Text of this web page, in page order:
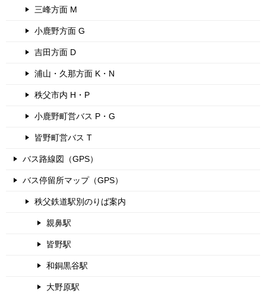
三峰方面 M
小鹿野方面 G
吉田方面 D
浦山・久那方面 K・N
秩父市内 H・P
小鹿野町営バス P・G
皆野町営バス T
バス路線図（GPS）
バス停留所マップ（GPS）
秩父鉄道駅別のりば案内
親鼻駅
皆野駅
和銅黒谷駅
大野原駅